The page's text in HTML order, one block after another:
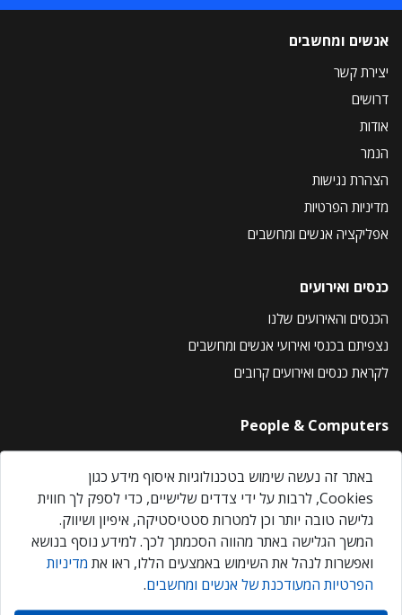
אנשים ומחשבים
יצירת קשר
דרושים
אודות
הנמר
הצהרת נגישות
מדיניות הפרטיות
אפליקציה אנשים ומחשבים
כנסים ואירועים
הכנסים והאירועים שלנו
נצפיתם בכנסי ואירועי אנשים ומחשבים
לקראת כנסים ואירועים קרובים
People & Computers
About Us
Privacy Policy
Contact Us
Our Events
אנשים ומחשבים © 2026 – כל הזכויות שמורות
באתר זה נעשה שימוש בטכנולוגיות איסוף מידע כגון
Cookies, לרבות על ידי צדדים שלישיים, כדי לספק לך חווית
גלישה טובה יותר וכן למטרות סטטיסטיקה, איפיון ושיווק.
המשך הגלישה באתר מהווה הסכמתך לכך. למידע נוסף בנושא
ואפשרות לנהל את השימוש באמצעים הללו, ראו את מדיניות
הפרטיות המעודכנת של אנשים ומחשבים.